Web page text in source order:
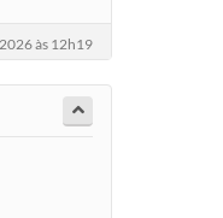
às 12h19